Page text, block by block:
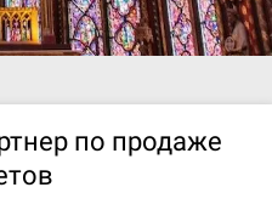
по продаже